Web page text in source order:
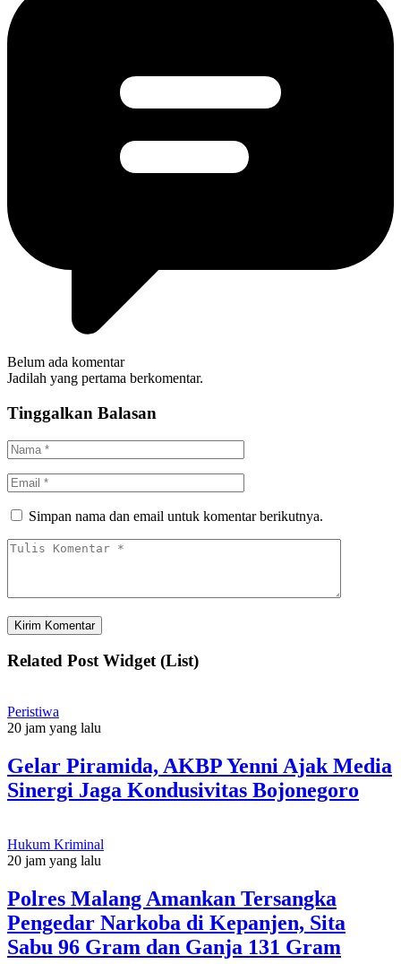
Belum ada komentar
Jadilah yang pertama berkomentar.
Tinggalkan Balasan
Simpan nama dan email untuk komentar berikutnya.
Related Post Widget (List)
Peristiwa
20 jam yang lalu
Gelar Piramida, AKBP Yenni Ajak Media
Sinergi Jaga Kondusivitas Bojonegoro
Hukum Kriminal
20 jam yang lalu
Polres Malang Amankan Tersangka
Pengedar Narkoba di Kepanjen, Sita
Sabu 96 Gram dan Ganja 131 Gram